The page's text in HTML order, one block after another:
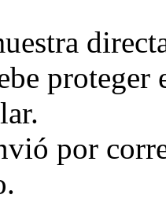
proteger
por